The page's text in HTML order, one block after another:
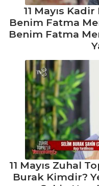
SALATA
Ege Salatası
11 Mayıs
Benim Fatma
Benim Fatma
11 Mayıs Zuhal
Burak Kimdir?